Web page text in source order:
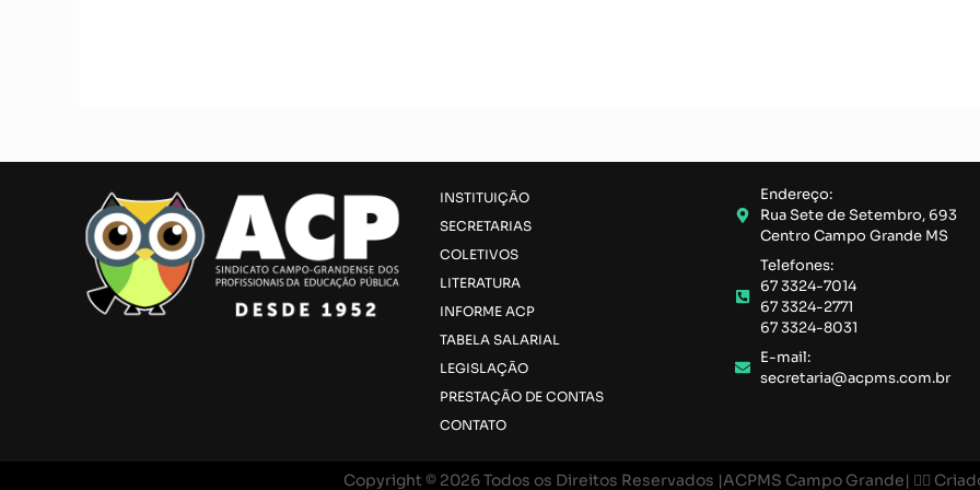
INSTITUIÇÃO
SECRETARIAS
COLETIVOS
LITERATURA
INFORME ACP
TABELA SALARIAL
LEGISLAÇÃO
PRESTAÇÃO DE CONTAS
CONTATO
Endereço:
Rua Sete de Setembro, 693
Centro Campo Grande MS
Telefones:
67 3324-7014
67 3324-2771
67 3324-8031
E-mail:
secretaria@acpms.com.br
Copyright © 2026 Todos os Direitos Reservados |ACPMS Campo Grande| 🧙‍♂️